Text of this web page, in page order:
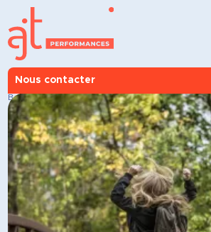
Nous contacter
AJT Performances>
Booster votre motivation>Booster votre